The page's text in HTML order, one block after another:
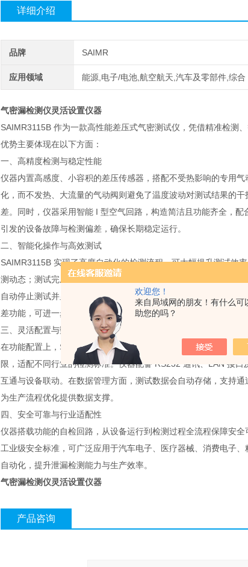
欢迎您！
来自局域网的朋友！有什么可
助您的吗？
详细介绍
品牌 SAIMR
应用领域 能源,电子/电池,航空航天,汽车及零部件,综合
气密漏检测仪灵活设置仪器
SAIMR3115B 作为一款高性能差压式气密测试仪，凭借精准检测
优势主要体现在以下方面：
一、高精度检测与稳定性能
仪器内置高感度、小容积的差压传感器，搭配不受热影响的专用
化，而不发热、大流量的气动阀则避免了温度波动对测试结果的
差。同时，仪器采用智能 I 型空气回路，构造简洁且功能齐全，
引发的设备故障与检测偏差，确保长期稳定运行。
二、智能化操作与高效测试
SAIMR3115B 实现了高度自动化的检测流程，可大幅提升测试效
测动态；测试完成后自动计算泄漏量，并根据预设标准判定 OK/
自动停止测试并显示 NG；针对大漏场景，差压超过 2200Pa 时
差功能，可进一步提升检测准确性，同时缩短测试时间，适配多品
三、灵活配置与数据管理
在功能配置上，SAIMR3115B 具备高度灵活性，可满足不同场景
限，适配不同行业的检测标准。仪器配备 RS232 通讯、LAN 接
互通与设备联动。在数据管理方面，测试数据会自动存储，支持
为生产流程优化提供数据支撑。
四、安全可靠与行业适配性
仪器搭载功能的自检回路，从设备运行到检测过程全流程保障安
工业级安全标准，可广泛应用于汽车电子、医疗器械、消费电子
自动化，提升泄漏检测能力与生产效率。
气密漏检测仪灵活设置仪器
产品咨询